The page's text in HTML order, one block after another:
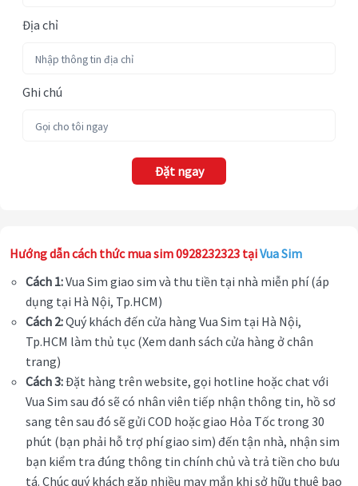
Địa chỉ
Ghi chú
Đặt ngay
Hướng dẫn cách thức mua sim 0928232323 tạiVua Sim
Cách 1:Vua Sim giao sim và thu tiền tại nhà miễn phí (áp
dụng tại Hà Nội, Tp.HCM)
Cách 2:Quý khách đến cửa hàng Vua Sim tại Hà Nội,
Tp.HCM làm thủ tục (Xem danh sách cửa hàng ở chân
trang)
Cách 3:Đặt hàng trên website, gọi hotline hoặc chat với
Vua Sim sau đó sẽ có nhân viên tiếp nhận thông tin, hồ sơ
sang tên sau đó sẽ gửi COD hoặc giao Hỏa Tốc trong 30
phút (bạn phải hỗ trợ phí giao sim) đến tận nhà, nhận sim
bạn kiểm tra đúng thông tin chính chủ và trả tiền cho bưu
tá. Chúc quý khách gặp nhiều may mắn khi sở hữu thuê bao